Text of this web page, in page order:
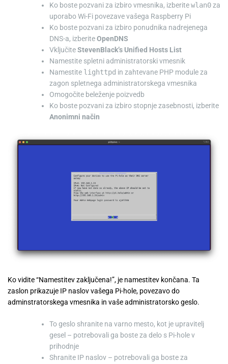
Ko boste pozvani za izbiro vmesnika, izberitewlan0za
uporabo Wi-Fi povezave vašega Raspberry Pi
Ko boste pozvani za izbiro ponudnika nadrejenega
DNS-a, izberiteOpenDNS
VključiteStevenBlack’s Unified Hosts List
Namestite spletni administratorski vmesnik
Namestite lighttpd in zahtevane PHP module za
zagon spletnega administratorskega vmesnika
Omogočite beleženje poizvedb
Ko boste pozvani za izbiro stopnje zasebnosti, izberite
Anonimni način
Ko vidite “Namestitev zaključena!”, je namestitev končana. Ta
zaslon prikazuje IP naslov vašega Pi-hole, povezavo do
adminstratorskega vmesnika in vaše administratorsko geslo.
To geslo shranite na varno mesto, kot je upravitelj
gesel – potrebovali ga boste za delo s Pi-hole v
prihodnje
Shranite IP naslov – potrebovali ga boste za